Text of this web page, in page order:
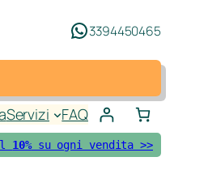
3394450465
Servizi FAQ
10% su ogni vendita >>